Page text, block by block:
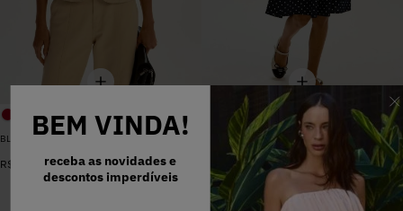
BEM VINDA!
receba as novidades e
descontos imperdíveis
BLUSA SARJA LARA PEROLA
R$ 00
VESTIDO MADALENA AZUL MARINHO DOT
R$ 398,00
159,20